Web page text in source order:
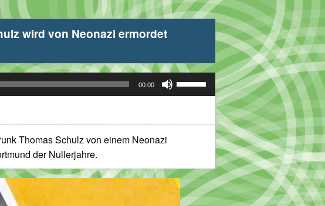
wird von Neonazi ermordet
00:00
Pfeiltasten
Hoch/Runter
benutzen,
Lautstärke
regeln.
Thomas Schulz von einem Neonazi
der Nullerjahre.